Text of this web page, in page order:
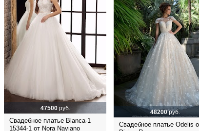
47500руб.
Свадебное платье Blanca-1
15344-1 от Nora Naviano
48200руб.
Свадебное платье Odelis